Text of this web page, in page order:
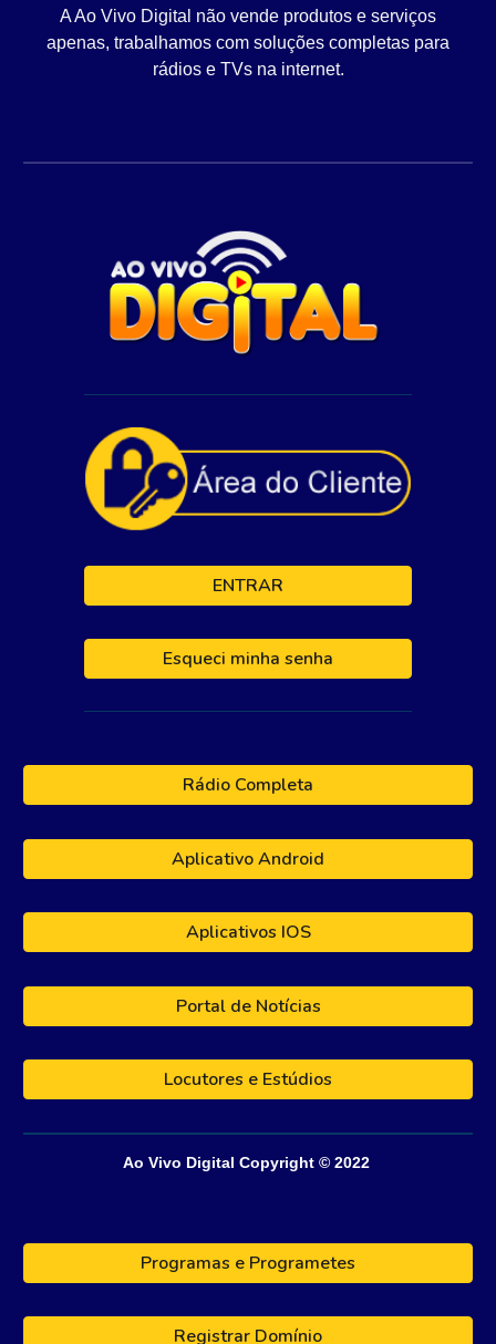
A Ao Vivo Digital não vende produtos e serviços
apenas, trabalhamos com soluções completas para
rádios e TVs na internet.
ENTRAR
Esqueci minha senha
Rádio Completa
Aplicativo Android
Aplicativos IOS
Portal de Notícias
Locutores e Estúdios
Ao Vivo Digital Copyright © 2022
Programas e Programetes
Registrar Domínio